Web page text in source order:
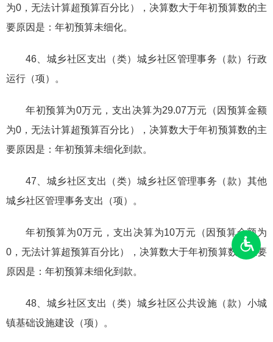
为0，无法计算超预算百分比），决算数大于年初预算数的主
要原因是：年初预算未细化。
46、城乡社区支出（类）城乡社区管理事务（款）行政
运行（项）。
年初预算为0万元，支出决算为29.07万元（因预算金额
为0，无法计算超预算百分比），决算数大于年初预算数的主
要原因是：年初预算未细化到款。
47、城乡社区支出（类）城乡社区管理事务（款）其他
城乡社区管理事务支出（项）。
年初预算为0万元，支出决算为10万元（因预算金额为
0，无法计算超预算百分比），决算数大于年初预算数的主要
原因是：年初预算未细化到款。
48、城乡社区支出（类）城乡社区公共设施（款）小城
镇基础设施建设（项）。